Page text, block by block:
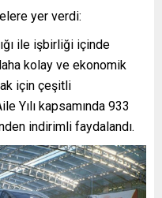
yer verdi:
ile işbirliği içinde
kolay ve ekonomik
için çeşitli
Yılı kapsamında 933
indirimli faydalandı.